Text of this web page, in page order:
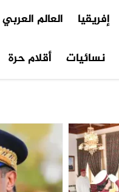
إفريقيا العالم العربي
نسائيات أقلام حرة